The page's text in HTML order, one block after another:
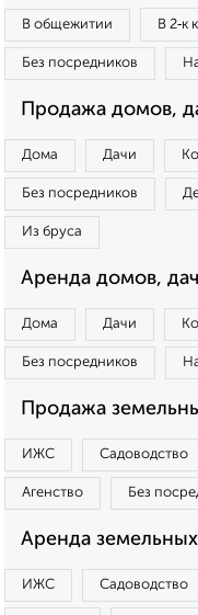
В общежитии В 2‑к
Без посредников
Продажа домов,
Дома Дачи
Без посредников
Из бруса
Аренда домов,
Дома Дачи
Без посредников
Продажа
ИЖС Садоводство
Агенство Без
Аренда земельных
ИЖС Садоводство